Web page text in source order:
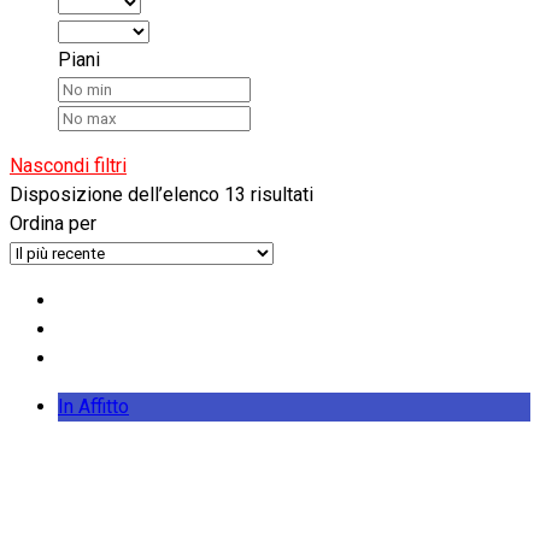
Piani
Nascondi filtri
Disposizione dell’elenco 13 risultati
Ordina per
In Affitto